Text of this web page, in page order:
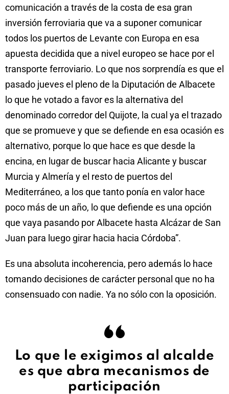
comunicación a través de la costa de esa gran
inversión ferroviaria que va a suponer comunicar
todos los puertos de Levante con Europa en esa
apuesta decidida que a nivel europeo se hace por el
transporte ferroviario. Lo que nos sorprendía es que el
pasado jueves el pleno de la Diputación de Albacete
lo que he votado a favor es la alternativa del
denominado corredor del Quijote, la cual ya el trazado
que se promueve y que se defiende en esa ocasión es
alternativo, porque lo que hace es que desde la
encina, en lugar de buscar hacia Alicante y buscar
Murcia y Almería y el resto de puertos del
Mediterráneo, a los que tanto ponía en valor hace
poco más de un año, lo que defiende es una opción
que vaya pasando por Albacete hasta Alcázar de San
Juan para luego girar hacia hacia Córdoba”.
Es una absoluta incoherencia, pero además lo hace
tomando decisiones de carácter personal que no ha
consensuado con nadie. Ya no sólo con la oposición.
Lo que le exigimos al alcalde
es que abra mecanismos de
participación